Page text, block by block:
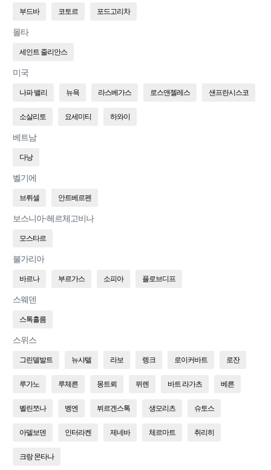
부드바 코토르 포드고리차
몰타
세인트 줄리안스
미국
나파 밸리 뉴욕 라스베가스 로스앤젤레스 샌프란시스코
소살리토 요세미티 하와이
베트남
다낭
벨기에
브뤼셀 안트베르펜
보스니아-헤르체고비나
모스타르
불가리아
바르나 부르가스 소피아 플로브디프
스웨덴
스톡홀름
스위스
그린델발트 뉴샤텔 라보 렝크 로이커바트 로잔
루가노 루체른 몽트뢰 뮈렌 바트 라가츠 베른
벨린쪼나 벵엔 뷔르겐스톡 생모리츠 슈토스
아델보덴 인터라켄 제네바 체르마트 취리히
크랑 몬타나